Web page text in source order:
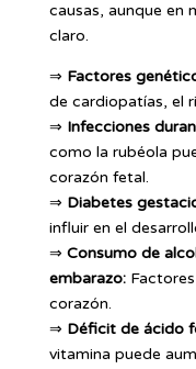
causas, aunque en
claro.
⇒ Factores
de cardiopatías, el
⇒ Infecciones
como la rubéola
corazón fetal.
⇒ Diabetes
influir en el
⇒ Consumo de
embarazo:Factores
corazón.
⇒ Déficit de ácido
vitamina puede